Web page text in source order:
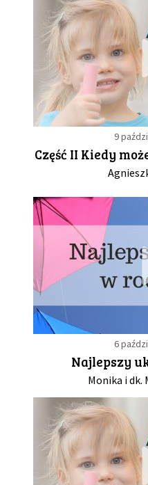
9
Część II Kiedy
6
Najlepszy
Monika i dk.